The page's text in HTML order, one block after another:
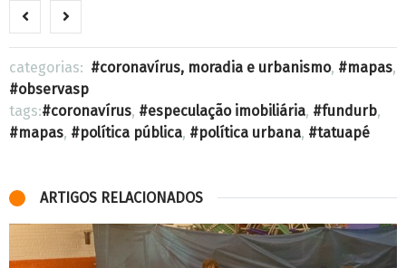
categorias: coronavírus, moradia e urbanismo, mapas,
observasp
tags:
coronavírus, especulação imobiliária, fundurb,
mapas, política pública, política urbana, tatuapé
ARTIGOS RELACIONADOS